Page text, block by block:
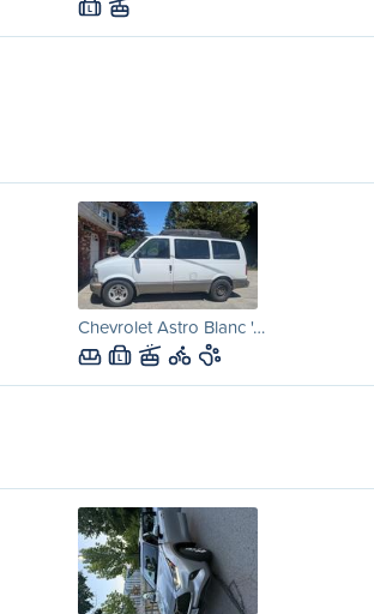
L
Chevrolet Astro Blanc '…
L